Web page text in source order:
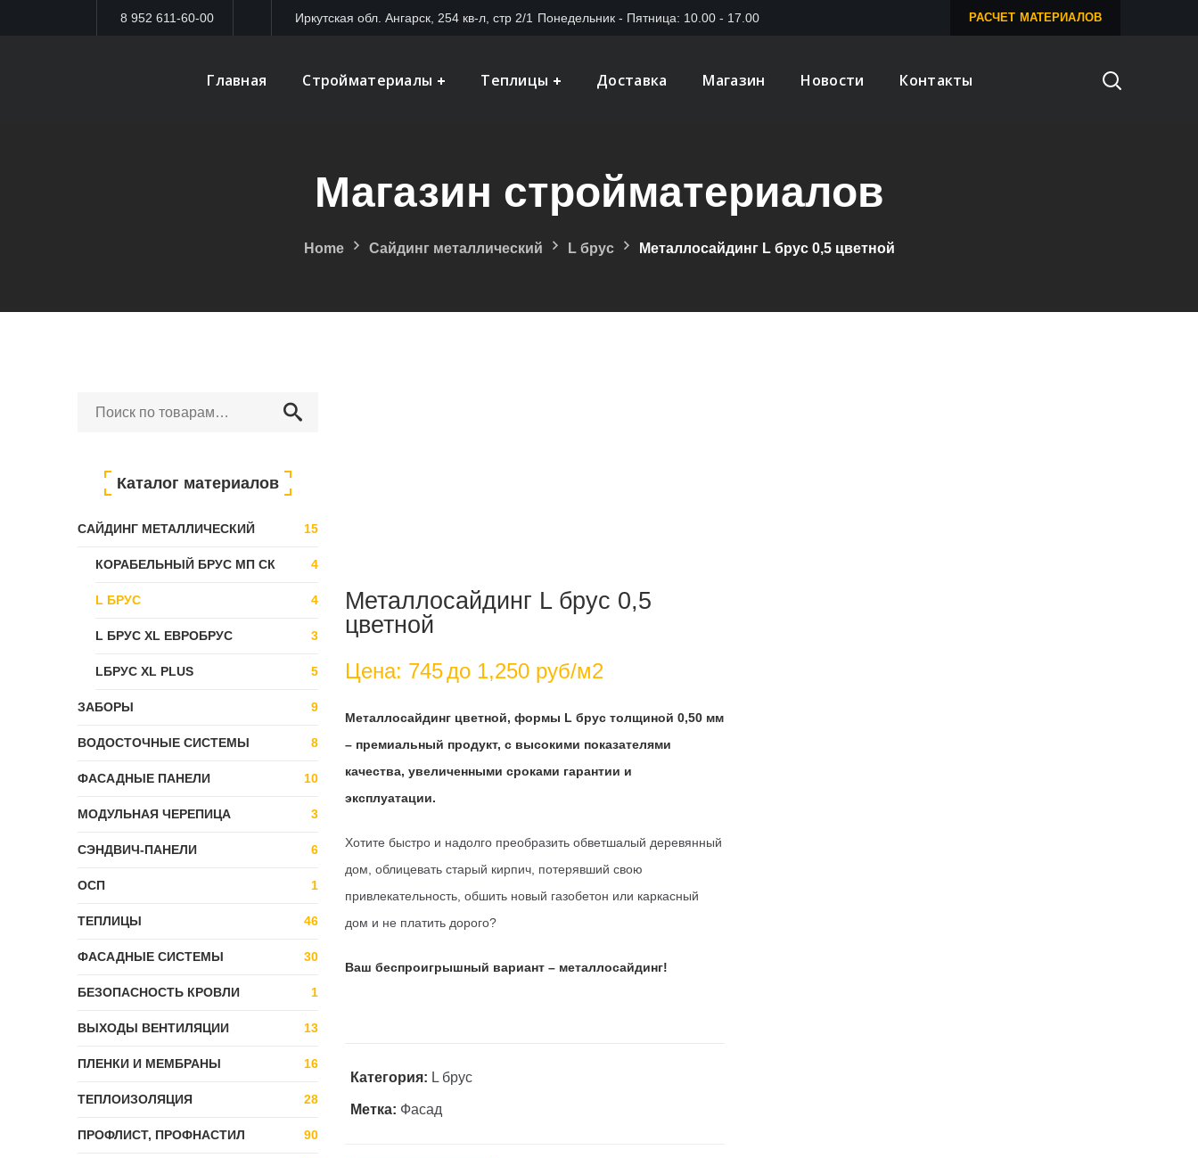
8 952 611-60-00 Иркутская обл. Ангарск, 254 кв-л, стр 2/1 Понедельник - Пятница: 10.00 - 17.00 РАСЧЕТ МАТЕРИАЛОВ
Главная Стройматериалы Теплицы Доставка Магазин Новости Контакты
Магазин стройматериалов
Home Сайдинг металлический L брус Металлосайдинг L брус 0,5 цветной
Металлосайдинг L брус 0,5
цветной
Цена: 745до 1,250 руб/м2
Металлосайдинг цветной, формы L брус толщиной 0,50 мм
– премиальный продукт, с высокими показателями
качества, увеличенными сроками гарантии и
эксплуатации.
Хотите быстро и надолго преобразить обветшалый деревянный
дом, облицевать старый кирпич, потерявший свою
привлекательность, обшить новый газобетон или каркасный
дом и не платить дорого?
Ваш беспроигрышный вариант – металлосайдинг!
Категория: L брус
Метка: Фасад
Каталог материалов
САЙДИНГ МЕТАЛЛИЧЕСКИЙ 15
КОРАБЕЛЬНЫЙ БРУС МП СК 4
L БРУС 4
L БРУС XL ЕВРОБРУС 3
LБРУС XL PLUS 5
ЗАБОРЫ 9
ВОДОСТОЧНЫЕ СИСТЕМЫ 8
ФАСАДНЫЕ ПАНЕЛИ 10
МОДУЛЬНАЯ ЧЕРЕПИЦА 3
СЭНДВИЧ-ПАНЕЛИ 6
ОСП 1
ТЕПЛИЦЫ 46
ФАСАДНЫЕ СИСТЕМЫ 30
БЕЗОПАСНОСТЬ КРОВЛИ 1
ВЫХОДЫ ВЕНТИЛЯЦИИ 13
ПЛЕНКИ И МЕМБРАНЫ 16
ТЕПЛОИЗОЛЯЦИЯ 28
ПРОФЛИСТ, ПРОФНАСТИЛ 90